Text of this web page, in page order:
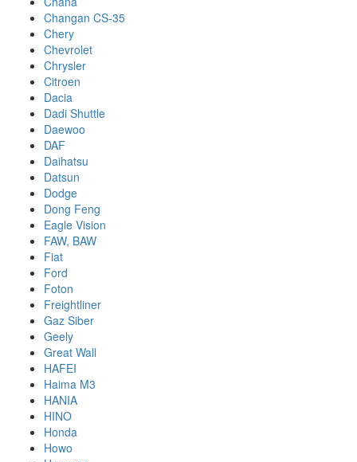
Changan CS-35
Chery
Chevrolet
Chrysler
Citroen
Dacia
Dadi Shuttle
Daewoo
DAF
Daihatsu
Datsun
Dodge
Dong Feng
Eagle Vision
FAW, BAW
Fiat
Ford
Foton
Freightliner
Gaz Siber
Geely
Great Wall
HAFEI
Haima M3
HANIA
HINO
Honda
Howo